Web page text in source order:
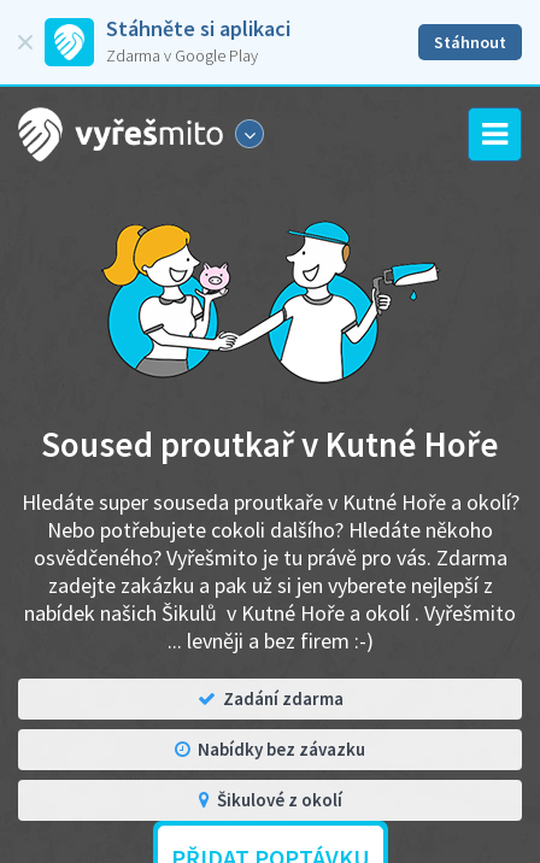
Stáhněte si aplikaci
Zdarma v Google Play
Stáhnout
Soused proutkař v Kutné Hoře
Hledáte super souseda proutkaře v Kutné Hoře a okolí?
Nebo potřebujete cokoli dalšího? Hledáte někoho
osvědčeného? Vyřešmito je tu právě pro vás. Zdarma
zadejte zakázku a pak už si jen vyberete nejlepší z
nabídek našich Šikulů v Kutné Hoře a okolí . Vyřešmito
... levněji a bez firem :-)
Zadání zdarma
Nabídky bez závazku
Šikulové z okolí